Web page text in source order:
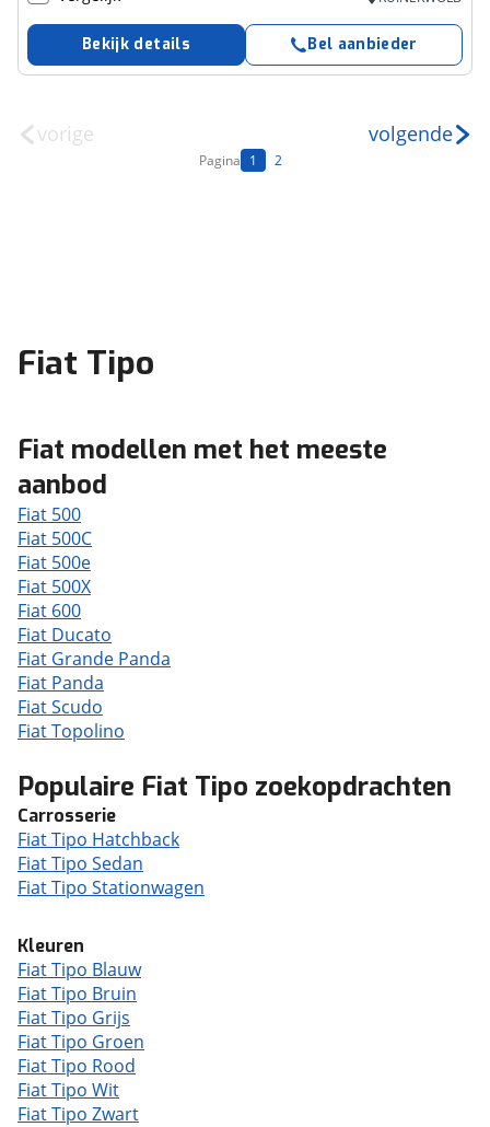
Bekijk details Bel aanbieder
vorige
Pagina 1 2
volgende
Fiat Tipo
Fiat modellen met het meeste
aanbod
Fiat 500
Fiat 500C
Fiat 500e
Fiat 500X
Fiat 600
Fiat Ducato
Fiat Grande Panda
Fiat Panda
Fiat Scudo
Fiat Topolino
Populaire Fiat Tipo zoekopdrachten
Carrosserie
Fiat Tipo Hatchback
Fiat Tipo Sedan
Fiat Tipo Stationwagen
Kleuren
Fiat Tipo Blauw
Fiat Tipo Bruin
Fiat Tipo Grijs
Fiat Tipo Groen
Fiat Tipo Rood
Fiat Tipo Wit
Fiat Tipo Zwart